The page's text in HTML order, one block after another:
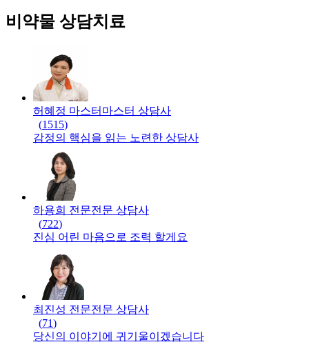
비약물 상담치료
허혜정 마스터 마스터 상담사
(1515)
감정의 핵심을 읽는 노련한 상담사
하용희 전문전문 상담사
(722)
진심 어린 마음으로 조력 할게요
최진성 전문전문 상담사
(71)
당신의 이야기에 귀기울이겠습니다